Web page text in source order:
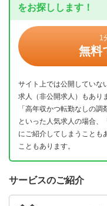
をお探しします！
1
無料
サイト上では公開していな
求人（非公開求人）もあり
「高年収かつ転勤なしの
といった人気求人の場合、
にご紹介してしまうことも
こともあります。
サービスのご紹介